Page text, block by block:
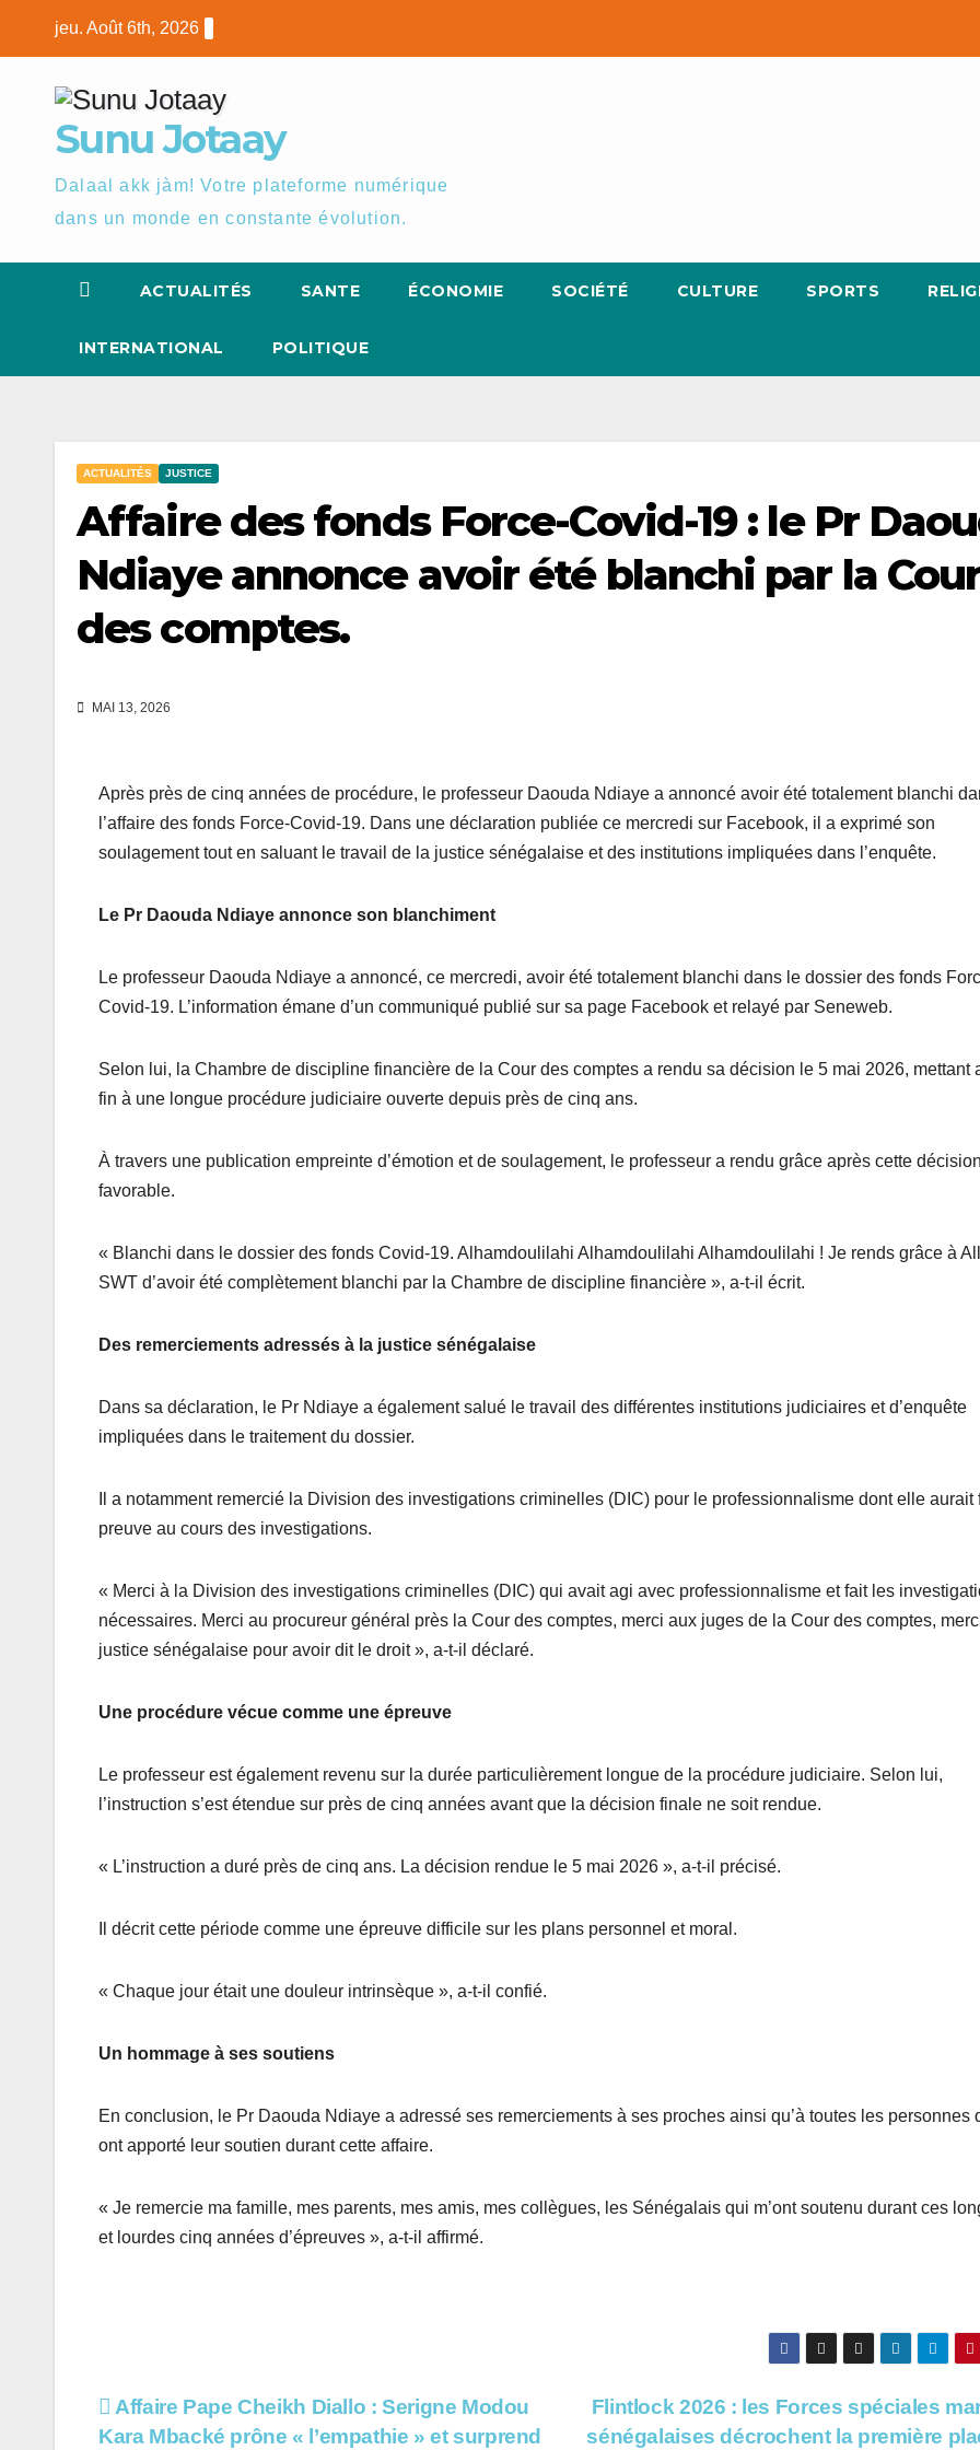
jeu. Août 6th, 2026
Sunu Jotaay
Dalaal akk jàm! Votre plateforme numérique
dans un monde en constante évolution.
ACTUALITÉS SANTE ÉCONOMIE SOCIÉTÉ CULTURE SPORTS
INTERNATIONAL POLITIQUE
ACTUALITÉS JUSTICE
Affaire des fonds Force-Covid-19 : le Pr
Ndiaye annonce avoir été blanchi par la
des comptes.
MAI 13, 2026
Après près de cinq années de procédure, le professeur Daouda Ndiaye a annoncé avoir été totalement blanchi
l’affaire des fonds Force-Covid-19. Dans une déclaration publiée ce mercredi sur Facebook, il a exprimé son
soulagement tout en saluant le travail de la justice sénégalaise et des institutions impliquées dans l’enquête.
Le Pr Daouda Ndiaye annonce son blanchiment
Le professeur Daouda Ndiaye a annoncé, ce mercredi, avoir été totalement blanchi dans le dossier des fonds
Covid-19. L’information émane d’un communiqué publié sur sa page Facebook et relayé par Seneweb.
Selon lui, la Chambre de discipline financière de la Cour des comptes a rendu sa décision le 5 mai 2026, mettant
fin à une longue procédure judiciaire ouverte depuis près de cinq ans.
À travers une publication empreinte d’émotion et de soulagement, le professeur a rendu grâce après cette décision
favorable.
« Blanchi dans le dossier des fonds Covid-19. Alhamdoulilahi Alhamdoulilahi Alhamdoulilahi ! Je rends grâce à
SWT d’avoir été complètement blanchi par la Chambre de discipline financière », a-t-il écrit.
Des remerciements adressés à la justice sénégalaise
Dans sa déclaration, le Pr Ndiaye a également salué le travail des différentes institutions judiciaires et d’enquête
impliquées dans le traitement du dossier.
Il a notamment remercié la Division des investigations criminelles (DIC) pour le professionnalisme dont elle aurait
preuve au cours des investigations.
« Merci à la Division des investigations criminelles (DIC) qui avait agi avec professionnalisme et fait les
nécessaires. Merci au procureur général près la Cour des comptes, merci aux juges de la Cour des comptes,
justice sénégalaise pour avoir dit le droit », a-t-il déclaré.
Une procédure vécue comme une épreuve
Le professeur est également revenu sur la durée particulièrement longue de la procédure judiciaire. Selon lui,
l’instruction s’est étendue sur près de cinq années avant que la décision finale ne soit rendue.
« L’instruction a duré près de cinq ans. La décision rendue le 5 mai 2026 », a-t-il précisé.
Il décrit cette période comme une épreuve difficile sur les plans personnel et moral.
« Chaque jour était une douleur intrinsèque », a-t-il confié.
Un hommage à ses soutiens
En conclusion, le Pr Daouda Ndiaye a adressé ses remerciements à ses proches ainsi qu’à toutes les personnes
ont apporté leur soutien durant cette affaire.
« Je remercie ma famille, mes parents, mes amis, mes collègues, les Sénégalais qui m’ont soutenu durant ces
et lourdes cinq années d’épreuves », a-t-il affirmé.
Navigation
Flintlock 2026 : les Forces spéciales
sénégalaises décrochent la première
Affaire Pape Cheikh Diallo : Serigne Modou
Kara Mbacké prône « l’empathie » et surprend